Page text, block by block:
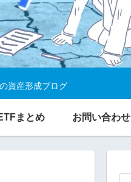
資産形成ブログ
まとめ お問い合わせ